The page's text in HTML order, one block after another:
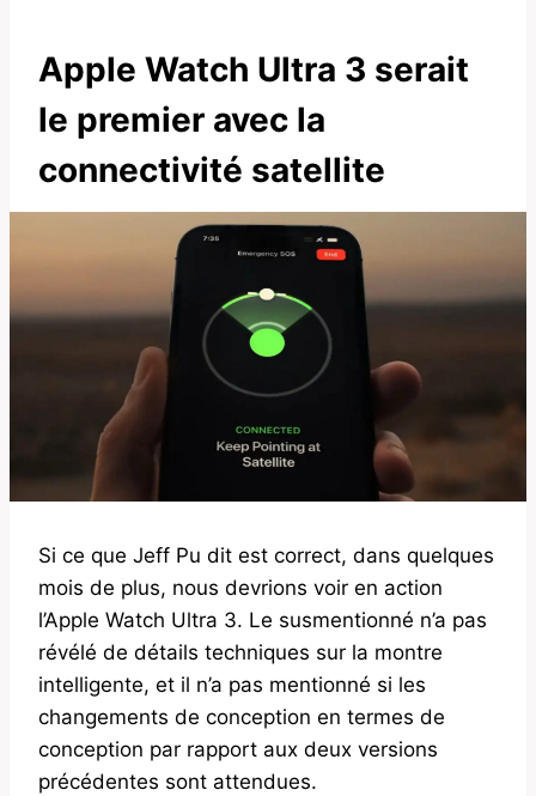
Apple Watch Ultra 3 serait
le premier avec la
connectivité satellite
Si ce que Jeff Pu dit est correct, dans quelques
mois de plus, nous devrions voir en action
l’Apple Watch Ultra 3. Le susmentionné n’a pas
révélé de détails techniques sur la montre
intelligente, et il n’a pas mentionné si les
changements de conception en termes de
conception par rapport aux deux versions
précédentes sont attendues.